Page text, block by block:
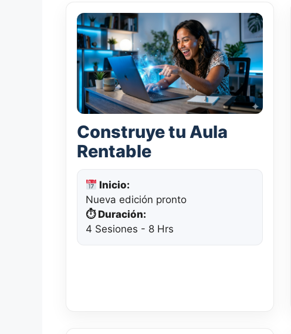
Construye tu Aula
Rentable
Inicio:
Nueva edición pronto
⏱ Duración:
4 Sesiones - 8 Hrs